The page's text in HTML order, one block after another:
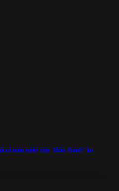
có món miến trộn “thần thánh” ăn